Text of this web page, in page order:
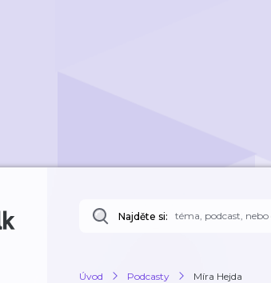
Najděte si:
Úvod Podcasty Míra Hejda